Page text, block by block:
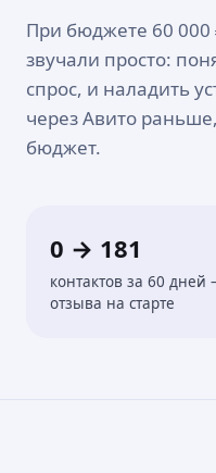
При бюджете 60
звучали просто:
спрос, и наладить
через Авито
бюджет.
0 → 181
контактов за 60
отзыва на старте